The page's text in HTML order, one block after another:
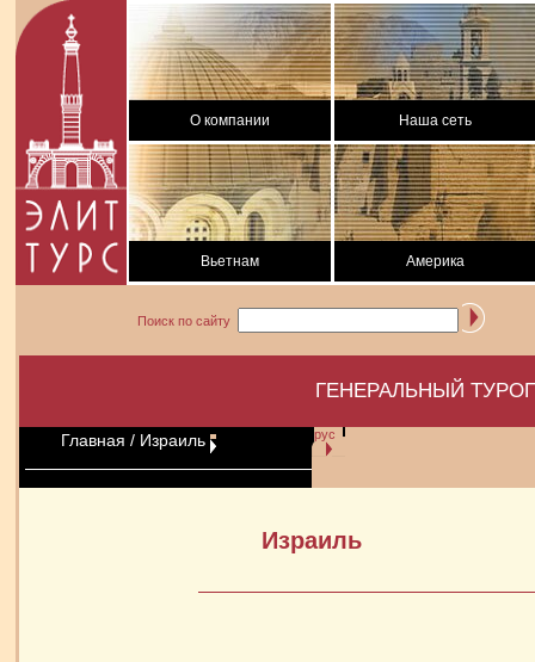
О компании Наша сеть
Вьетнам Америка
Поиск по сайту
ГЕНЕРАЛЬНЫЙ
Главная / Израиль рус
Израиль